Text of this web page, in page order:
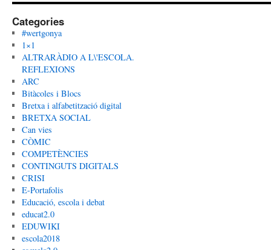
Categories
#wertgonya
1×1
ALTRARÀDIO A L\'ESCOLA.
REFLEXIONS
ARC
Bitàcoles i Blocs
Bretxa i alfabetització digital
BRETXA SOCIAL
Can vies
CÒMIC
COMPETÈNCIES
CONTINGUTS DIGITALS
CRISI
E-Portafolis
Educació, escola i debat
educat2.0
EDUWIKI
escola2018